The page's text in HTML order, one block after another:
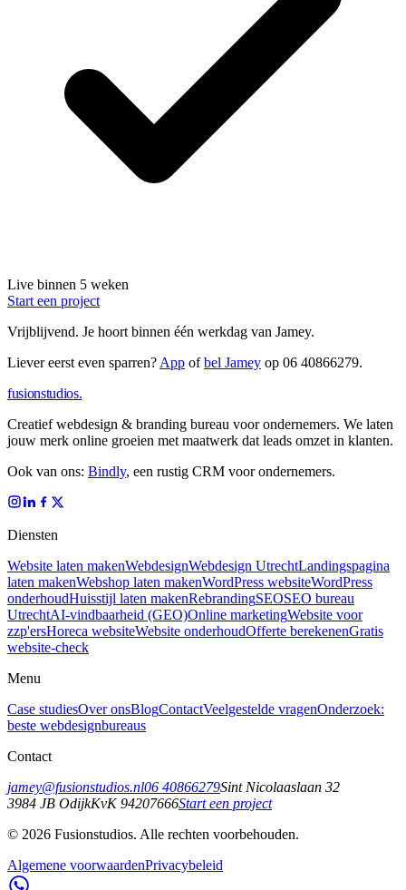
Live binnen 5 weken
Start een project
Vrijblijvend. Je hoort binnen één werkdag van Jamey.
Liever eerst even sparren?App of bel Jamey op 06 40866279.
fusionstudios.
Creatief webdesign & branding bureau voor ondernemers. We laten
jouw merk online groeien met maatwerk dat leads omzet in klanten.
Ook van ons: Bindly, een rustig CRM voor ondernemers.
Diensten
Website laten makenWebdesignWebdesign UtrechtLandingspagina
laten makenWebshop laten makenWordPress websiteWordPress
onderhoudHuisstijl laten makenRebrandingSEOSEO bureau
UtrechtAI-vindbaarheid (GEO)Online marketingWebsite voor
zzp'ersHoreca websiteWebsite onderhoudOfferte berekenenGratis
website-check
Menu
Case studiesOver onsBlogContactVeelgestelde vragenOnderzoek:
beste webdesignbureaus
Contact
jamey@fusionstudios.nl06 40866279Sint Nicolaaslaan 32
3984 JB OdijkKvK94207666Start een project
© 2026 Fusionstudios. Alle rechten voorbehouden.
Algemene voorwaardenPrivacybeleid